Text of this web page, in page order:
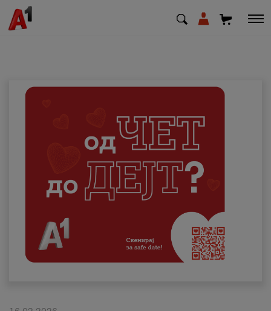
Деловни
Поддршка
Надополни кредит
Плати сметка